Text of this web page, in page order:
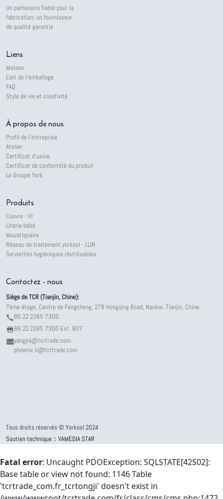
Un partenaire fiable pour la
fabrication, un fournisseur
de qualité garantie
Liens
Maison
L'art de l'emballage
FAQ
Style de vie et créativité
À propos de nous
Profil de l'entreprise
Atelier
Certificat d'usine
Certificat de conformité du produit
Le Groupe York
Produits
Couvre - lit
Literie bébé
Moustiquaire
Réseau de traitement yorkool - LLIN
Serviettes hygiéniques réutilisables
Contactez - nous
Siège de TCR (Tianjin, Chine):
7ème étage, Centre de Fengcheng, 278 Hongqing Road, Nankai, Tianjin, Chine.
86 22 2385 7300
86 22 2385 7300 Ext. 807
yangjia@tcrtrade.com
phoenix.li@tcrtrade.com
Tous droits réservés © Yorkool 2024
Soutien technique：VAMEDIA STAR
Fatal error: Uncaught PDOException: SQLSTATE[42S02]:
Base table or view not found: 1146 Table
'tcrtrade_com.fr_tcrtongji' doesn't exist in